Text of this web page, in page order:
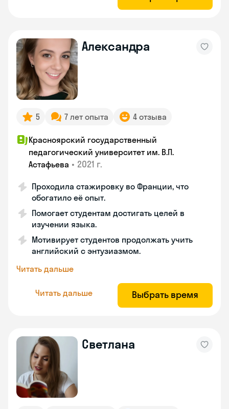
Александра
5 7 лет опыта 4 отзыва
Красноярский государственный
педагогический университет им. В.П.
Астафьева • 2021 г.
Проходила стажировку во Франции, что
обогатило её опыт.
Помогает студентам достигать целей в
изучении языка.
Мотивирует студентов продолжать учить
английский с энтузиазмом.
Читать дальше
Читать дальше Выбрать время
Светлана